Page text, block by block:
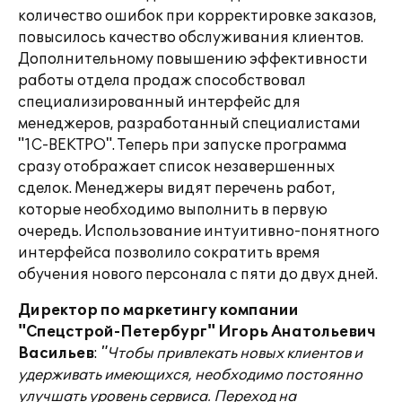
количество ошибок при корректировке заказов,
повысилось качество обслуживания клиентов.
Дополнительному повышению эффективности
работы отдела продаж способствовал
специализированный интерфейс для
менеджеров, разработанный специалистами
"1С-ВЕКТРО". Теперь при запуске программа
сразу отображает список незавершенных
сделок. Менеджеры видят перечень работ,
которые необходимо выполнить в первую
очередь. Использование интуитивно-понятного
интерфейса позволило сократить время
обучения нового персонала с пяти до двух дней.
Директор по маркетингу компании
"Спецстрой-Петербург" Игорь Анатольевич
Васильев: "Чтобы привлекать новых клиентов и
удерживать имеющихся, необходимо постоянно
улучшать уровень сервиса. Переход на